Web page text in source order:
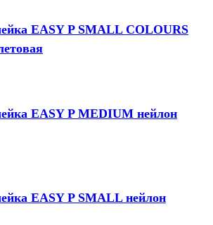
EASY P SMALL COLOURS
EASY P MEDIUM нейлон
EASY P SMALL нейлон